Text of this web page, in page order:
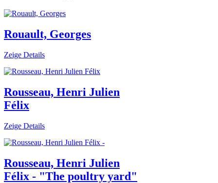
Rouault, Georges
Zeige Details
Rousseau, Henri Julien
Félix
Zeige Details
Rousseau, Henri Julien
Félix - "The poultry yard"